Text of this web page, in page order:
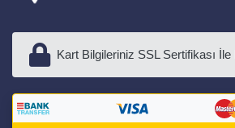
Kart Bilgileriniz SSL Sertifikası İle